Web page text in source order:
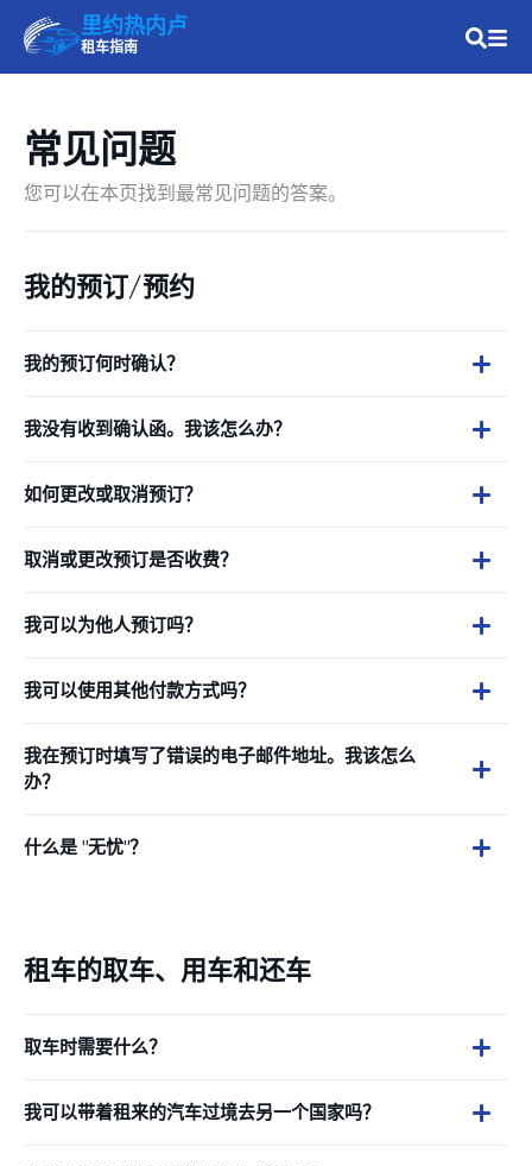
里约热内卢
租车指南
常见问题
您可以在本页找到最常见问题的答案。
我的预订/预约
我的预订何时确认？
我没有收到确认函。我该怎么办？
如何更改或取消预订？
取消或更改预订是否收费？
我可以为他人预订吗？
我可以使用其他付款方式吗？
我在预订时填写了错误的电子邮件地址。我该怎么
办？
什么是 "无忧"？
租车的取车、用车和还车
取车时需要什么？
我可以带着租来的汽车过境去另一个国家吗？